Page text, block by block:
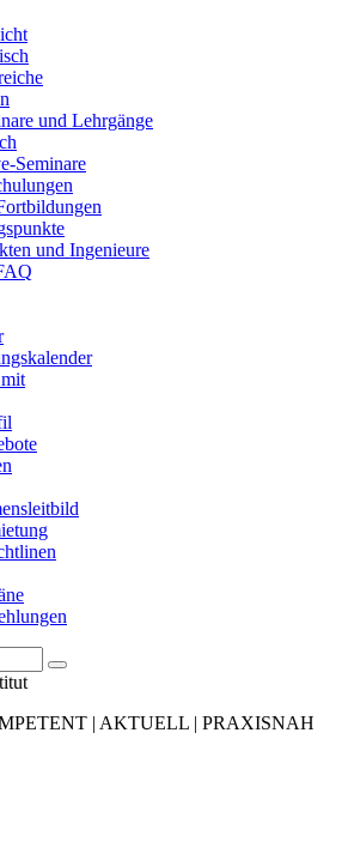
und Lehrgänge
Seminare
und Ingenieure
| AKTUELL | PRAXISNAH